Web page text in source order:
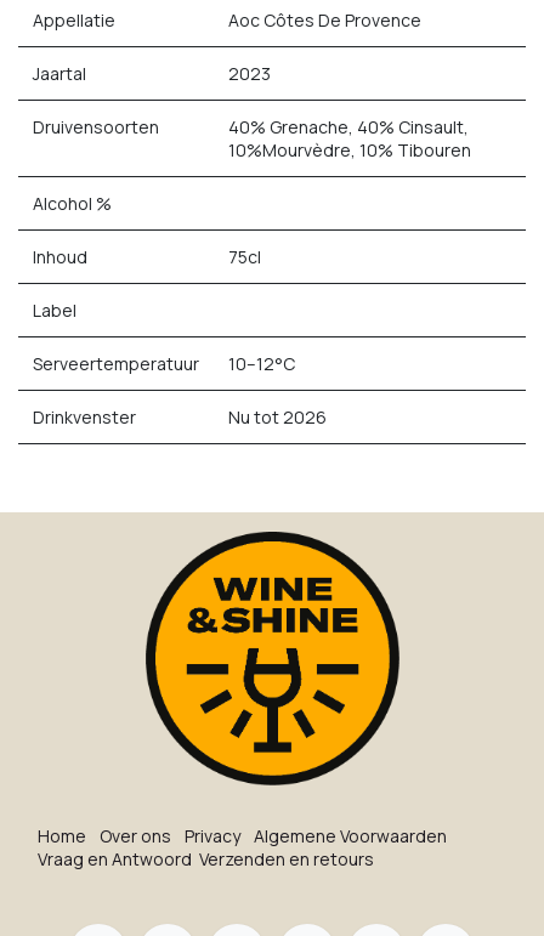
Appellatie Aoc Côtes De Provence
Jaartal 2023
Druivensoorten
40% Grenache, 40% Cinsault,
10%Mourvèdre, 10% Tibouren
Alcohol %
Inhoud 75cl
Label
Serveertemperatuur 10–12°C
Drinkvenster Nu tot 2026
Ho​me O​ve​r on​s Privacy Algemene Voorwaarden
Vraag en Antwoord Verzenden en retours